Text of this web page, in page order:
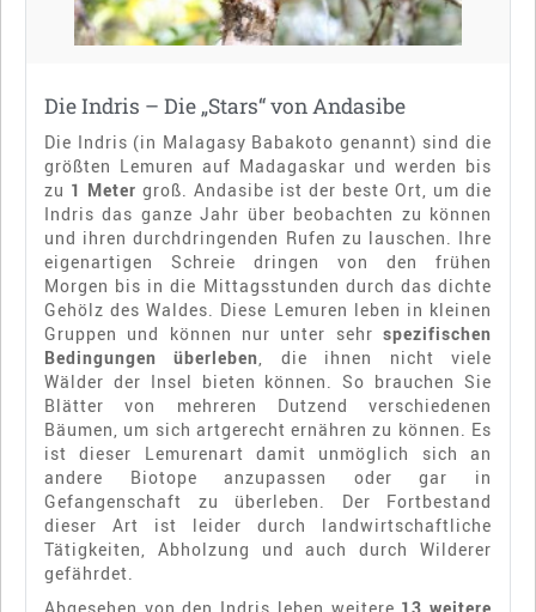
Die Indris – Die „Stars“ von Andasibe
Die Indris (in Malagasy Babakoto genannt) sind die
größten Lemuren auf Madagaskar und werden bis
zu 1 Meter groß. Andasibe ist der beste Ort, um die
Indris das ganze Jahr über beobachten zu können
und ihren durchdringenden Rufen zu lauschen. Ihre
eigenartigen Schreie dringen von den frühen
Morgen bis in die Mittagsstunden durch das dichte
Gehölz des Waldes. Diese Lemuren leben in kleinen
Gruppen und können nur unter sehr spezifischen
Bedingungen überleben , die ihnen nicht viele
Wälder der Insel bieten können. So brauchen Sie
Blätter von mehreren Dutzend verschiedenen
Bäumen, um sich artgerecht ernähren zu können. Es
ist dieser Lemurenart damit unmöglich sich an
andere Biotope anzupassen oder gar in
Gefangenschaft zu überleben. Der Fortbestand
dieser Art ist leider durch landwirtschaftliche
Tätigkeiten, Abholzung und auch durch Wilderer
gefährdet.
Abgesehen von den Indris leben weitere 13 weitere